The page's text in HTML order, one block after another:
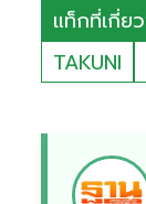
แท็กที่เกี่ย
TAKUNI